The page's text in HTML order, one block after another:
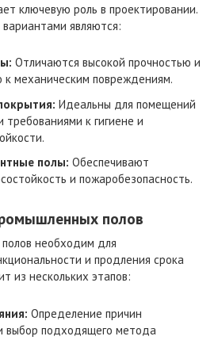
ключевую роль в проектировании.
являются:
Отличаются высокой прочностью и
к механическим повреждениям.
Идеальны для помещений
к гигиене и
полы: Обеспечивают
и пожаробезопасность.
полов
необходим для
и продления срока
из нескольких этапов:
Определение причин
выбор подходящего метода